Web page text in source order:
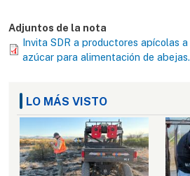
Adjuntos de la nota
Invita SDR a productores apícolas
azúcar para alimentación de
LO MÁS VISTO